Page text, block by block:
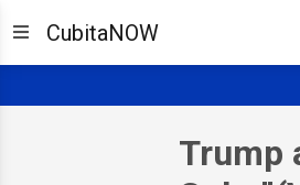
CubitaNOW
Trump